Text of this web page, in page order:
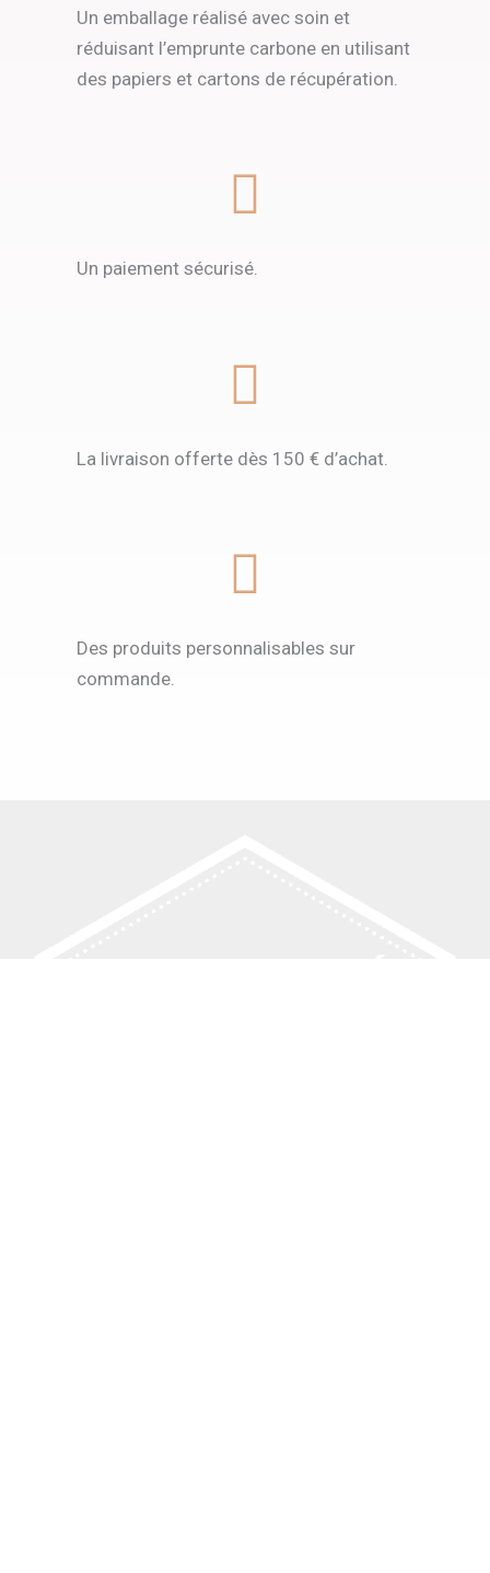
Un emballage réalisé avec soin et
réduisant l’emprunte carbone en utilisant
des papiers et cartons de récupération.
Un paiement sécurisé.
La livraison offerte dès 150 € d’achat.
Des produits personnalisables sur
commande.